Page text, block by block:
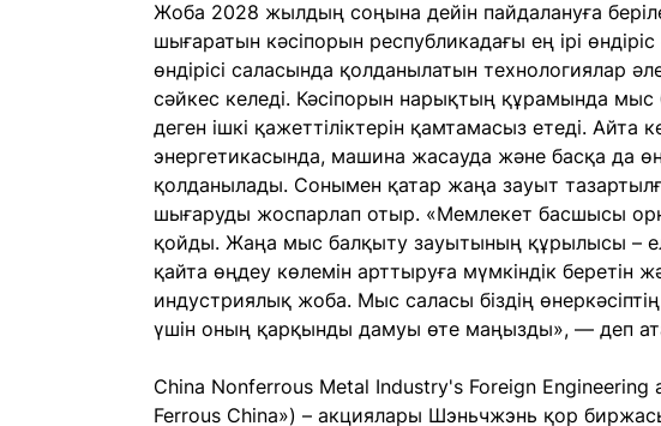
Жоба 2028 жылдың соңына дейін пайдалануға
шығаратын кәсіпорын республикадағы ең ірі
өндірісі саласында қолданылатын технологиялар
сәйкес келеді. Кәсіпорын нарықтың құрамында
деген ішкі қажеттіліктерін қамтамасыз етеді.
энергетикасында, машина жасауда және басқа да
қолданылады. Сонымен қатар жаңа зауыт
шығаруды жоспарлап отыр. «Мемлекет басшысы
қойды. Жаңа мыс балқыту зауытының құрылысы –
қайта өңдеу көлемін арттыруға мүмкіндік беретін
индустриялық жоба. Мыс саласы біздің
үшін оның қарқынды дамуы өте маңызды», — деп
China Nonferrous Metal Industry's Foreign
Ferrous China») – акциялары Шэньчжэнь қор